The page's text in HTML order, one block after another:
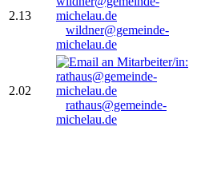
2.13
wildner@gemeinde-
michelau.de
2.02
rathaus@gemeinde-
michelau.de